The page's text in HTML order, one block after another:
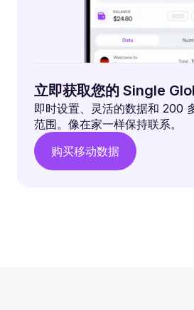
立即获取您的 Single
即时设置、灵活的数据和 200
范围。像在家一样保持联系。
购买移动数据